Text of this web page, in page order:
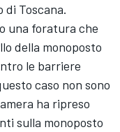
di Toscana.
una foratura che
della monoposto
le barriere
caso non sono
ha ripreso
sulla monoposto